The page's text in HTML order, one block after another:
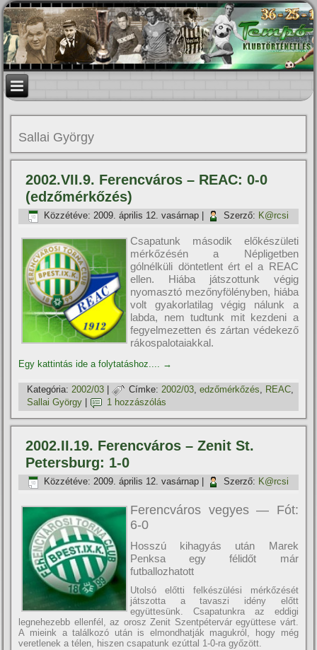
Sallai György
2002.VII.9. Ferencváros – REAC: 0-0
(edzőmérkőzés)
Közzétéve: 2009. április 12. vasárnap Szerző: K@rcsi
Csapatunk második előkészületi
mérkőzésén a Népligetben
gólnélküli döntetlent ért el a REAC
ellen. Hiába játszottunk végig
nyomasztó mezőnyfölényben, hiába
volt gyakorlatilag végig nálunk a
labda, nem tudtunk mit kezdeni a
fegyelmezetten és zártan védekező
rákospalotaiakkal.
Egy kattintás ide a folytatáshoz.... →
Kategória: 2002/03 | Címke: 2002/03,edzőmérkőzés, REAC,
Sallai György
1 hozzászólás
2002.II.19. Ferencváros – Zenit St.
Petersburg: 1-0
Közzétéve: 2009. április 12. vasárnap Szerző: K@rcsi
Ferencváros vegyes — Fót:
6-0
Hosszú kihagyás után Marek
Penksa egy félidőt már
futballozhatott
Utolsó előtti felkészülési mérkőzését
játszotta a tavaszi idény előtt
együttesünk. Csapatunkra az eddigi
legnehezebb ellenfél, az orosz Zenit Szentpétervár együttese várt.
A mieink a találkozó után is elmondhatják magukról, hogy még
veretlenek a télen, hiszen csapatunk ezúttal 1-0-ra győzött.